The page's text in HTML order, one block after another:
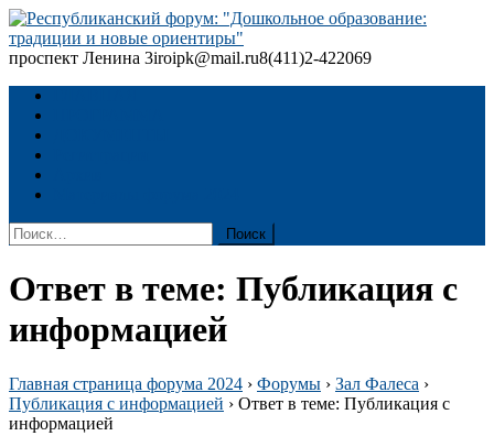
Skip
to
content
и новые ориентиры"
проспект Ленина 3iroipk@mail.ru8(411)2-422069
Найти:
Ответ в теме: Публикация с
информацией
Главная страница форума 2024 › Форумы › Зал Фалеса ›
Публикация с информацией › Ответ в теме: Публикация с
информацией